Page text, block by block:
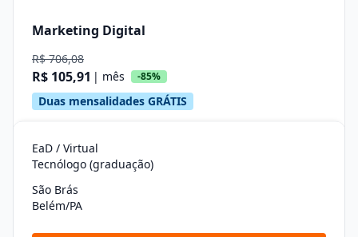
Marketing Digital
R$ 706,08
R$ 105,91 | mês -85%
Duas mensalidades GRÁTIS
EaD / Virtual
Tecnólogo (graduação)
São Brás
Belém/PA